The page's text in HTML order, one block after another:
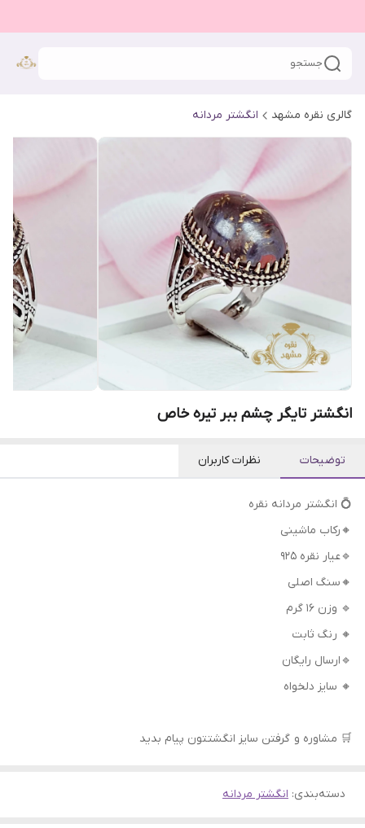
جستجو
گالری نقره مشهد انگشتر مردانه
انگشتر تایگر چشم ببر تیره خاص
توضیحات نظرات کاربران
💍 انگشتر مردانه نقره
🔸رکاب ماشینی
🔹عیار نقره 925
🔸سنگ اصلی
🔹 وزن 16 گرم
🔸 رنگ ثابت
🔹ارسال رایگان
🔸 سایز دلخواه
🛒 مشاوره و گرفتن سایز انگشتتون پیام بدید
دسته‌بندی: انگشتر مردانه